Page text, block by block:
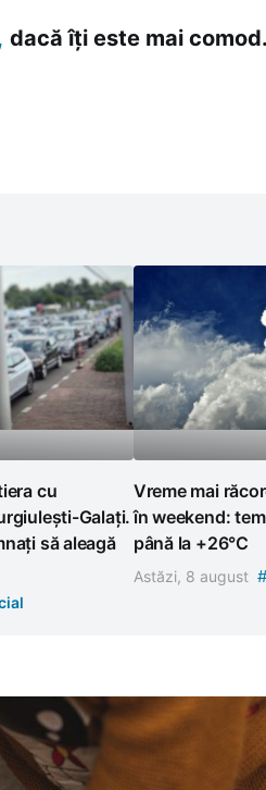
dacă îți este mai comod.
cu
Galați.
să aleagă
Vreme mai
în weekend:
până la +26°C
Astăzi, 8 august #